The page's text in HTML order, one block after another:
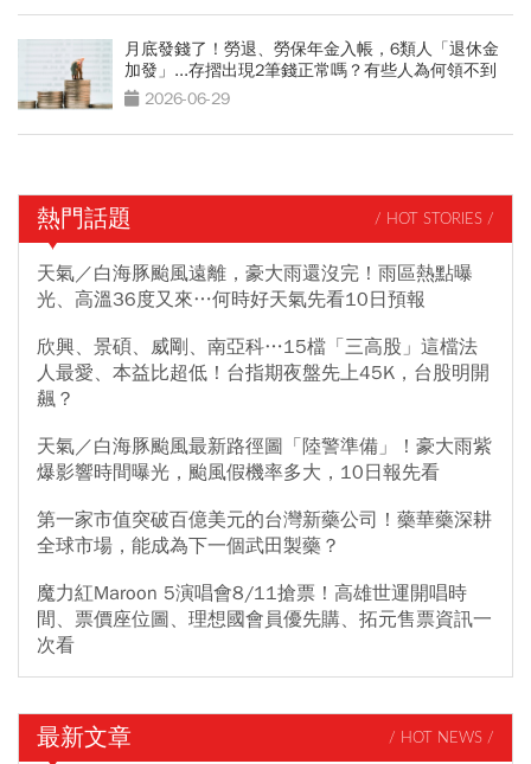
月底發錢了！勞退、勞保年金入帳，6類人「退休金
加發」...存摺出現2筆錢正常嗎？有些人為何領不到
2026-06-29
熱門話題 / HOT STORIES /
天氣／白海豚颱風遠離，豪大雨還沒完！雨區熱點曝
光、高溫36度又來…何時好天氣先看10日預報
欣興、景碩、威剛、南亞科…15檔「三高股」這檔法
人最愛、本益比超低！台指期夜盤先上45K，台股明開
飆？
天氣／白海豚颱風最新路徑圖「陸警準備」！豪大雨紫
爆影響時間曝光，颱風假機率多大，10日報先看
第一家市值突破百億美元的台灣新藥公司！藥華藥深耕
全球市場，能成為下一個武田製藥？
魔力紅Maroon 5演唱會8/11搶票！高雄世運開唱時
間、票價座位圖、理想國會員優先購、拓元售票資訊一
次看
最新文章 / HOT NEWS /